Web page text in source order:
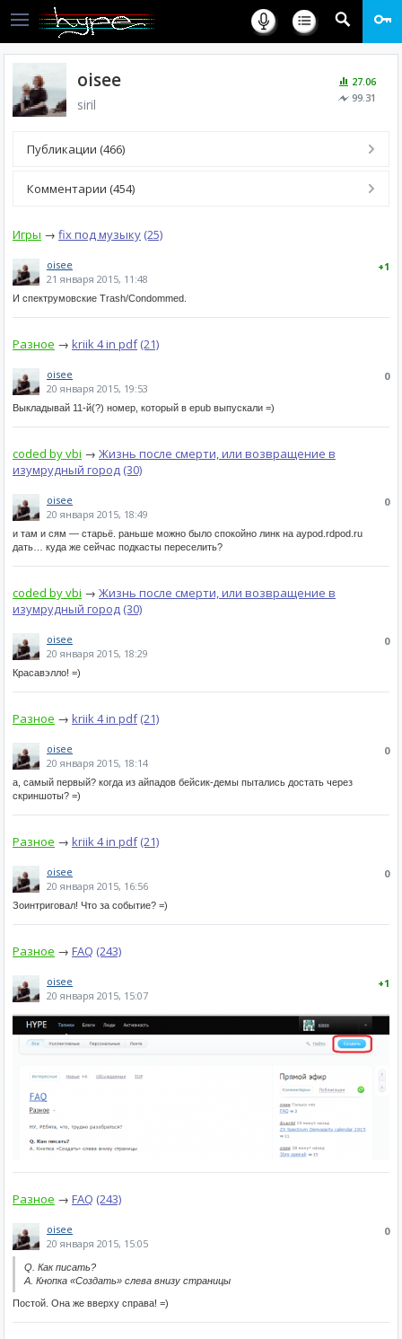
27.06
99.31
oisee
siril
Публикации (466)
Комментарии (454)
Игры → fix под музыку (25)
+1
oisee
21 января 2015, 11:48
И спектрумовские Trash/Condommed.
Разное → kriik 4 in pdf (21)
0
oisee
20 января 2015, 19:53
Выкладывай 11-й(?) номер, который в epub выпускали =)
coded by vbi → Жизнь после смерти, или возвращение в
изумрудный город (30)
0
oisee
20 января 2015, 18:49
и там и сям — старьё. раньше можно было спокойно линк на aypod.rdpod.ru
дать… куда же сейчас подкасты переселить?
coded by vbi → Жизнь после смерти, или возвращение в
изумрудный город (30)
0
oisee
20 января 2015, 18:29
Красавэлло! =)
Разное → kriik 4 in pdf (21)
0
oisee
20 января 2015, 18:14
а, самый первый? когда из айпадов бейсик-демы пытались достать через
скриншоты? =)
Разное → kriik 4 in pdf (21)
0
oisee
20 января 2015, 16:56
Зоинтриговал! Что за событие? =)
Разное → FAQ (243)
+1
oisee
20 января 2015, 15:07
Разное → FAQ (243)
0
oisee
20 января 2015, 15:05
Q. Как писать?
A. Кнопка «Создать» слева внизу страницы
Постой. Она же вверху справа! =)